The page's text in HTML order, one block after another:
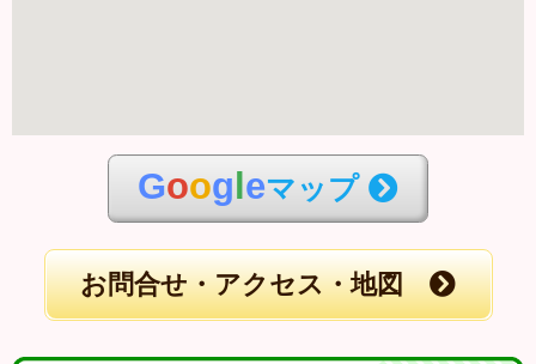
Goog eマップ
お問合せ・アクセス・地図